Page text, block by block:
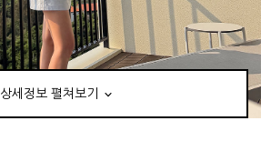
상세정보 펼쳐보기